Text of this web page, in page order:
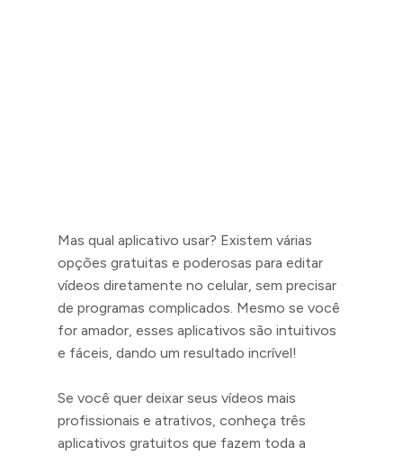
Mas qual aplicativo usar? Existem várias
opções gratuitas e poderosas para editar
vídeos diretamente no celular, sem precisar
de programas complicados. Mesmo se você
for amador, esses aplicativos são intuitivos
e fáceis, dando um resultado incrível!
Se você quer deixar seus vídeos mais
profissionais e atrativos, conheça três
aplicativos gratuitos que fazem toda a